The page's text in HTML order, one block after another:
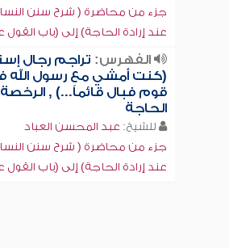
جزء من محاضرة ( شرح سنن
عند إرادة الحاجة) إلى (باب القول
الفهرس: تراجم رجال
(كنت أمشي مع رسول الله
قوم فبال قائماً...) , الرخصة
الحاجة
للشيخ: عبد المحسن العباد
جزء من محاضرة ( شرح سنن
عند إرادة الحاجة) إلى (باب القول